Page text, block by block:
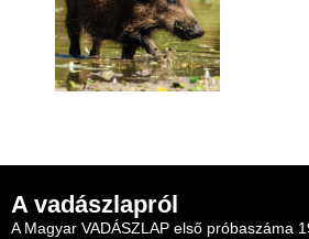
A vadászlapról
A Magyar VADÁSZLAP első próbaszáma